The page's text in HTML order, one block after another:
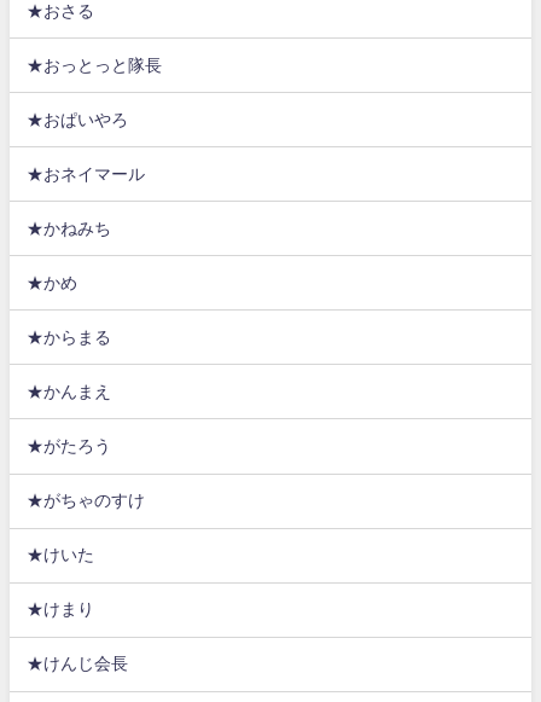
★おさる
★おっとっと隊長
★おぱいやろ
★おネイマール
★かねみち
★かめ
★からまる
★かんまえ
★がたろう
★がちゃのすけ
★けいた
★けまり
★けんじ会長